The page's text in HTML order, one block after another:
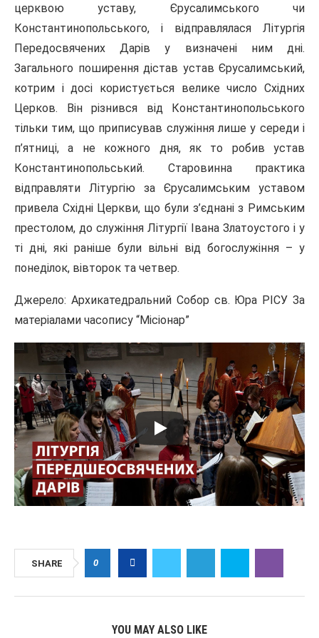
церквою уставу, Єрусалимського чи
Константинопольського, і відправлялася Літургія
Передосвячених Дарів у визначені ним дні.
Загального поширення дістав устав Єрусалимський,
котрим і досі користується велике число Східних
Церков. Він різнився від Константинопольсь­кого
тільки тим, що приписував служіння лише у середи і
п’ятниці, а не кожного дня, як то робив устав
Константинопольський. Старовинна практика
відправляти Літургію за Єрусалимським уставом
привела Східні Церкви, що були з’єднані з Римським
престолом, до служіння Літургії Івана Златоустого і у
ті дні, які раніше були вільні від богослужіння – у
понеділок, вівторок та четвер.
Джерело: Архикатедральний Собор св. Юра РІСУ За
матеріалами часопису “Місіонар”
SHARE 0
YOU MAY ALSO LIKE